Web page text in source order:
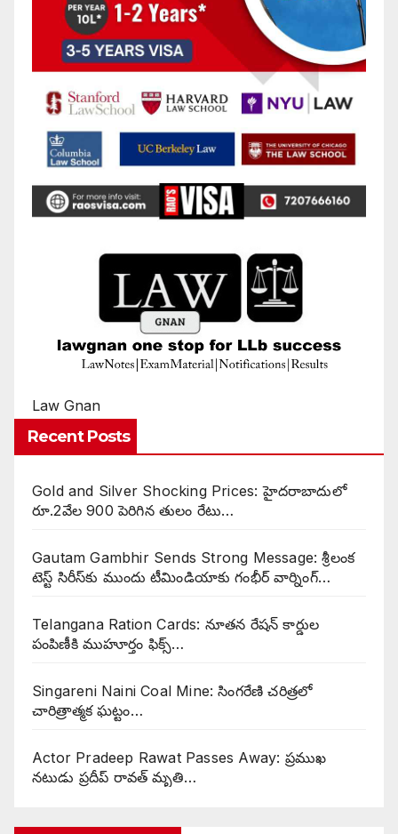
Law Gnan
Recent Posts
Gold and Silver Shocking Prices: హైదరాబాదులో
రూ.2వేల 900 పెరిగిన తులం రేటు…
Gautam Gambhir Sends Strong Message: శ్రీలంక
టెస్ట్ సిరీస్‌కు ముందు టీమిండియాకు గంభీర్ వార్నింగ్…
Telangana Ration Cards: నూతన రేషన్ కార్డుల
పంపిణీకి ముహూర్తం ఫిక్స్‌…
Singareni Naini Coal Mine: సింగరేణి చరిత్రలో
చారిత్రాత్మక ఘట్టం…
Actor Pradeep Rawat Passes Away: ప్రముఖ
నటుడు ప్రదీప్ రావత్ మృతి…